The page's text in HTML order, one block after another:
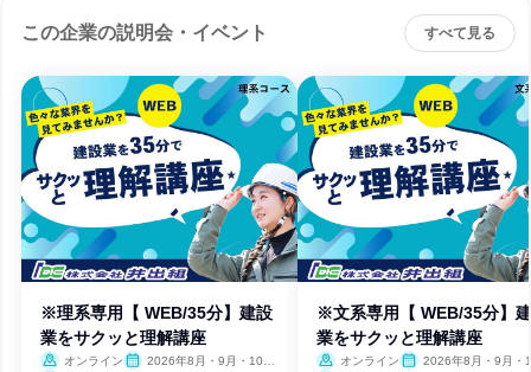
この企業の説明会・イベント すべて見る
※理系専用【 WEB/35分】建設
業をサクッと理解講座
オンライン
2026年8月・9月・10
※文系専用【 WEB/35分】
業をサクッと理解講座
オンライン
2026年8月・9月・